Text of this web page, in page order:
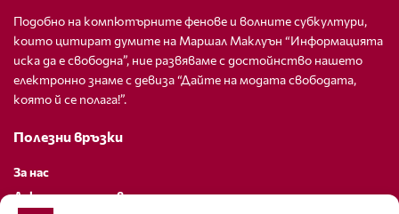
Подобно на компютърните фенове и волните субкултури,
които цитират думите на Маршал Маклуън “Информацията
иска да е свободна”, ние развяваме с достойнство нашето
електронно знаме с девиза “Дайте на модата свободата,
която й се полага!”.
Полезни връзки
За нас
Декларация за поверителност